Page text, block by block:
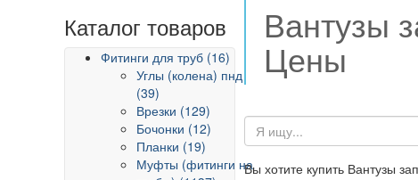
Каталог товаров
Фитинги для труб (16)
Углы (колена) пнд
(39)
Врезки (129)
Бочонки (12)
Планки (19)
Муфты (фитинги на
Вантузы
Цены
Вы хотите купить Вантузы